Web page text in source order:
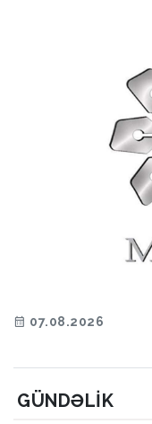
07.08.2026
GÜNDƏLIK